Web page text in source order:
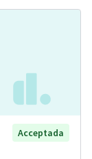
Acceptada